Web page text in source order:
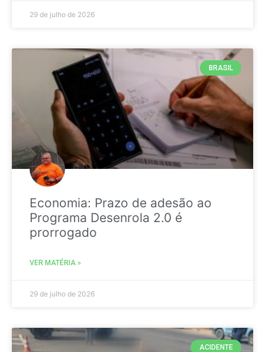
29 de julho de 2026
BRASIL
Economia: Prazo de adesão ao
Programa Desenrola 2.0 é
prorrogado
VER MATÉRIA »
29 de julho de 2026
ACIDENTE